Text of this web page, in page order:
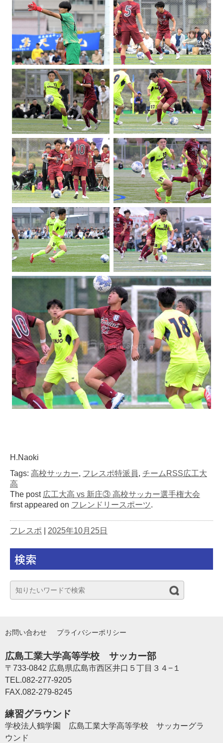
H.Naoki
Tags: 高校サッカー, フレスポ特派員, チームRSS広工大
高
The post 広工大高 vs 新庄③ 高校サッカー選手権大会
first appeared on フレンドリースポーツ.
フレスポ 2025年10月25日
検索
お問い合わせ プライバシーポリシー
広島工業大学高等学校 サッカー部
〒733-0842 広島県広島市西区井口５丁目３４−１
TEL.082-277-9205
FAX.082-279-8245
練習グラウンド
学校法人鶴学園 広島工業大学高等学校 サッカーグラ
ウンド